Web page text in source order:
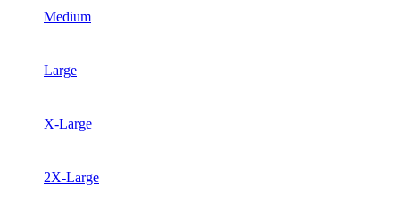
Medium
Large
X-Large
2X-Large